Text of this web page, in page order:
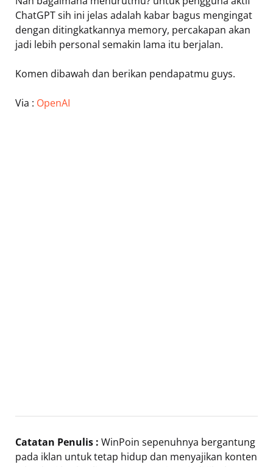
ChatGPT sih ini jelas adalah kabar bagus mengingat
dengan ditingkatkannya memory, percakapan akan
jadi lebih personal semakin lama itu berjalan.
Komen dibawah dan berikan pendapatmu guys.
Via : OpenAI
Catatan Penulis : WinPoin sepenuhnya bergantung
pada iklan untuk tetap hidup dan menyajikan konten